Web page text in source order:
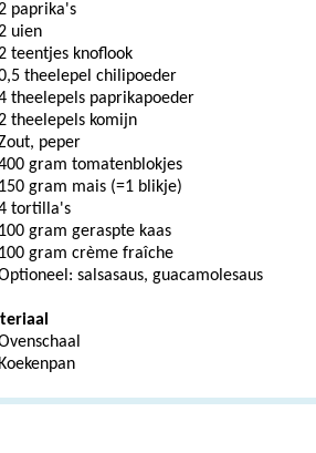
paprika's
uien
teentjes knoflook
theelepel chilipoeder
theelepels paprikapoeder
theelepels komijn
peper
gram tomatenblokjes
150 gram mais (=1 blikje)
tortilla's
100 gram geraspte kaas
100 gram crème fraîche
salsasaus, guacamolesaus
Koekenpan